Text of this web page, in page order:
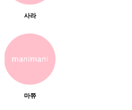
사라
마쮸